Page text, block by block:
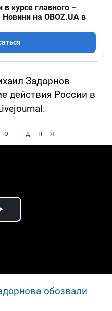
курсе главного –
на OBOZ.UA в
Задорнов
действия России в
дня
Video
обозвали